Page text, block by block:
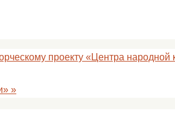
проекту «Центра народной
»